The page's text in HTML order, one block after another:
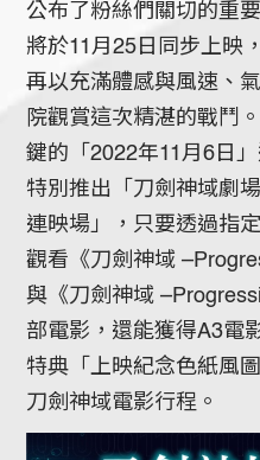
公布了粉絲們關切的重
將於11月25日同步上映
再以充滿體感與風速、
院觀賞這次精湛的戰鬥
鍵的「2022年11月6日
特別推出「刀劍神域劇
連映場」，只要透過指
觀看《刀劍神域
與《刀劍神域
部電影，還能獲得A3電
特典「上映紀念色紙風
刀劍神域電影行程。